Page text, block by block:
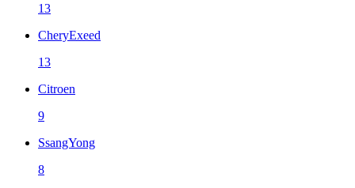
13
CheryExeed
13
Citroen
9
SsangYong
8